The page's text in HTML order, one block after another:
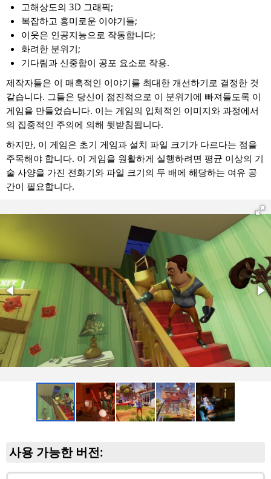
고해상도의 3D 그래픽;
복잡하고 흥미로운 이야기들;
이웃은 인공지능으로 작동합니다;
화려한 분위기;
기다림과 신중함이 공포 요소로 작용.
제작자들은 이 매혹적인 이야기를 최대한 개선하기로 결정한 것
같습니다. 그들은 당신이 점진적으로 이 분위기에 빠져들도록 이
게임을 만들었습니다. 이는 게임의 입체적인 이미지와 과정에서
의 집중적인 주의에 의해 뒷받침됩니다.
하지만, 이 게임은 초기 게임과 설치 파일 크기가 다르다는 점을
주목해야 합니다. 이 게임을 원활하게 실행하려면 평균 이상의 기
술 사양을 가진 전화기와 파일 크기의 두 배에 해당하는 여유 공
간이 필요합니다.
사용 가능한 버전: